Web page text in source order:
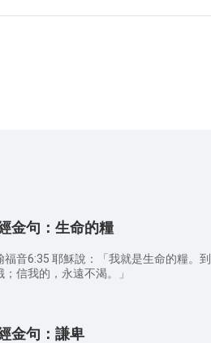
金句：生命的糧
福音6:35 耶穌說：「我就是生命的糧。
；信我的，永遠不渴。」
金句：謙卑